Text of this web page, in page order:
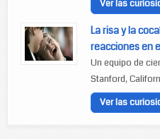
Ver las
La risa y la
reacciones en
Un equipo de
Stanford,
Ver las